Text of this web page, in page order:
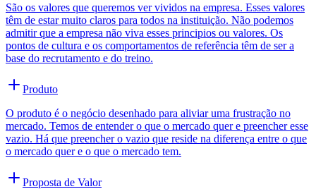
São os valores que queremos ver vividos na empresa. Esses valores
têm de estar muito claros para todos na instituição. Não podemos
admitir que a empresa não viva esses principios ou valores. Os
pontos de cultura e os comportamentos de referência têm de ser a
base do recrutamento e do treino.
Produto
O produto é o negócio desenhado para aliviar uma frustração no
mercado. Temos de entender o que o mercado quer e preencher esse
vazio. Há que preencher o vazio que reside na diferença entre o que
o mercado quer e o que o mercado tem.
Proposta de Valor